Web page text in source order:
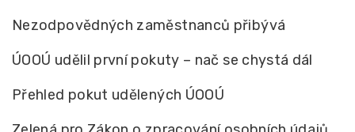
Nezodpovědných zaměstnanců přibývá
ÚOOÚ udělil první pokuty – nač se chystá dál
Přehled pokut udělených ÚOOÚ